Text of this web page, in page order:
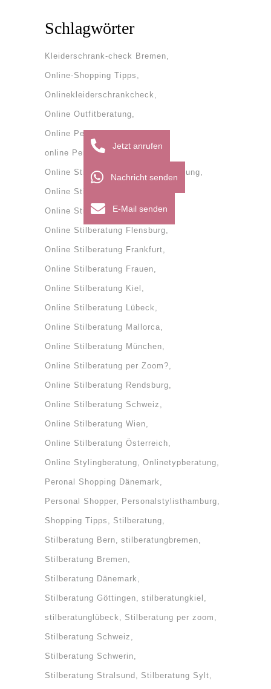
Schlagwörter
Kleiderschrank-check Bremen
Online-Shopping Tipps
Onlinekleiderschrankcheck
Online Outfitberatung
Online Personal Shopper
online Personal Shopping
Online Stilberatung onlinestilberatung
Online Stilberatung Bremen
Online Stilberatung Dänemark
Online Stilberatung Flensburg
Online Stilberatung Frankfurt
Online Stilberatung Frauen
Online Stilberatung Kiel
Online Stilberatung Lübeck
Online Stilberatung Mallorca
Online Stilberatung München
Online Stilberatung per Zoom?
Online Stilberatung Rendsburg
Online Stilberatung Schweiz
Online Stilberatung Wien
Online Stilberatung Österreich
Online Stylingberatung Onlinetypberatung
Peronal Shopping Dänemark
Personal Shopper Personalstylisthamburg
Shopping Tipps Stilberatung
Stilberatung Bern stilberatungbremen
Stilberatung Bremen
Stilberatung Dänemark
Stilberatung Göttingen stilberatungkiel
stilberatunglübeck Stilberatung per zoom
Stilberatung Schweiz
Stilberatung Schwerin
Stilberatung Stralsund Stilberatung Sylt
Jetzt anrufen
Nachricht senden
E-Mail senden